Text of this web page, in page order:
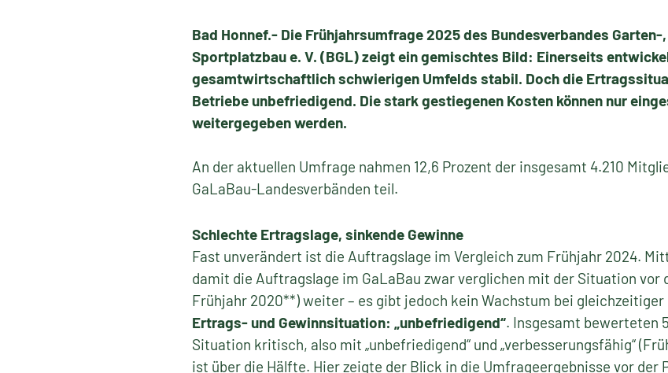
Bad Honnef.- Die Frühjahrsumfrage 2025 des Bundesverbandes
Sportplatzbau e. V. (BGL) zeigt ein gemischtes Bild: Einerseits
gesamtwirtschaftlich schwierigen Umfelds stabil. Doch die
Betriebe unbefriedigend. Die stark gestiegenen Kosten können nur
weitergegeben werden.
An der aktuellen Umfrage nahmen 12,6 Prozent der insgesamt 4.210
GaLaBau-Landesverbänden teil.
Schlechte Ertragslage, sinkende Gewinne
Fast unverändert ist die Auftragslage im Vergleich zum Frühjahr 2024.
damit die Auftragslage im GaLaBau zwar verglichen mit der Situation vor
Frühjahr 2020**) weiter – es gibt jedoch kein Wachstum bei
Ertrags- und Gewinnsituation: „unbefriedigend“. Insgesamt bewerteten
Situation kritisch, also mit „unbefriedigend“ und „verbesserungsfähig“
ist über die Hälfte. Hier zeigte der Blick in die Umfrageergebnisse vor der